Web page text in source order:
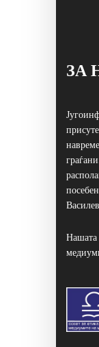
ЗА
Нашата